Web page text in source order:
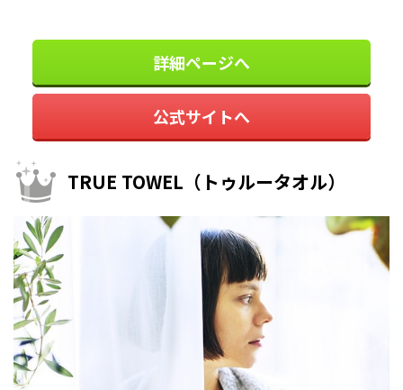
詳細ページへ
公式サイトへ
TRUE TOWEL（トゥルータオル）